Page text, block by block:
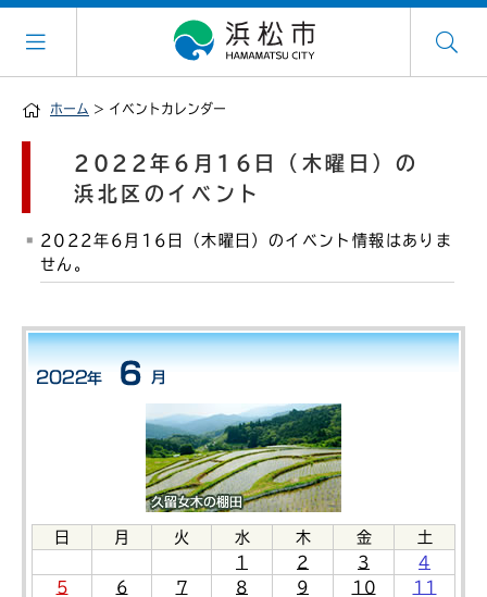
ホーム > イベントカレンダー
日 月 火 水 木 金
土
1
2 3
4
5
6 7 8 9 10
11
2022年6月16日（木曜日）の
浜北区のイベント
2022年6月16日（木曜日）のイベント情報はありま
せん。